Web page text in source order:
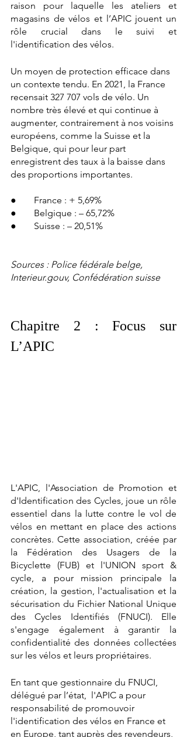
raison pour laquelle les ateliers et
magasins de vélos et l’APIC jouent un
rôle crucial dans le suivi et
l'identification des vélos.
Un moyen de protection efficace dans
un contexte tendu. En 2021, la France
recensait 327 707 vols de vélo. Un
nombre très élevé et qui continue à
augmenter, contrairement à nos voisins
européens, comme la Suisse et la
Belgique, qui pour leur part
enregistrent des taux à la baisse dans
des proportions importantes.
●  	France : + 5,69%
●  	Belgique : – 65,72%
●  	Suisse : – 20,51%
Sources : Police fédérale belge,
Interieur.gouv, Confédération suisse
Chapitre 2 : Focus sur
L’APIC
L'APIC, l'Association de Promotion et
d'Identification des Cycles, joue un rôle
essentiel dans la lutte contre le vol de
vélos en mettant en place des actions
concrètes. Cette association, créée par
la Fédération des Usagers de la
Bicyclette (FUB) et l'UNION sport &
cycle, a pour mission principale la
création, la gestion, l'actualisation et la
sécurisation du Fichier National Unique
des Cycles Identifiés (FNUCI). Elle
s'engage également à garantir la
confidentialité des données collectées
sur les vélos et leurs propriétaires.
En tant que gestionnaire du FNUCI,
délégué par l’état,  l'APIC a pour
responsabilité de promouvoir
l'identification des vélos en France et
en Europe, tant auprès des revendeurs,